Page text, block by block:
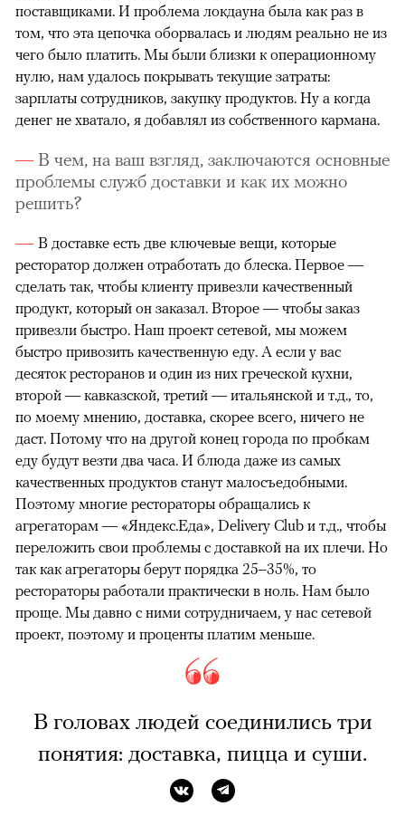
поставщиками. И проблема локдауна была как раз в
том, что эта цепочка оборвалась и людям реально не из
чего было платить. Мы были близки к операционному
нулю, нам удалось покрывать текущие затраты:
зарплаты сотрудников, закупку продуктов. Ну а когда
денег не хватало, я добавлял из собственного кармана.
В чем, на ваш взгляд, заключаются основные
проблемы служб доставки и как их можно
решить?
В доставке есть две ключевые вещи, которые
ресторатор должен отработать до блеска. Первое —
сделать так, чтобы клиенту привезли качественный
продукт, который он заказал. Второе — чтобы заказ
привезли быстро. Наш проект сетевой, мы можем
быстро привозить качественную еду. А если у вас
десяток ресторанов и один из них греческой кухни,
второй — кавказской, третий — итальянской и т.д., то,
по моему мнению, доставка, скорее всего, ничего не
даст. Потому что на другой конец города по пробкам
еду будут везти два часа. И блюда даже из самых
качественных продуктов станут малосъедобными.
Поэтому многие рестораторы обращались к
агрегаторам — «Яндекс.Еда», Delivery Club и т.д., чтобы
переложить свои проблемы с доставкой на их плечи. Но
так как агрегаторы берут порядка 25–35%, то
рестораторы работали практически в ноль. Нам было
проще. Мы давно с ними сотрудничаем, у нас сетевой
проект, поэтому и проценты платим меньше.
В головах людей соединились три
понятия: доставка, пицца и суши.